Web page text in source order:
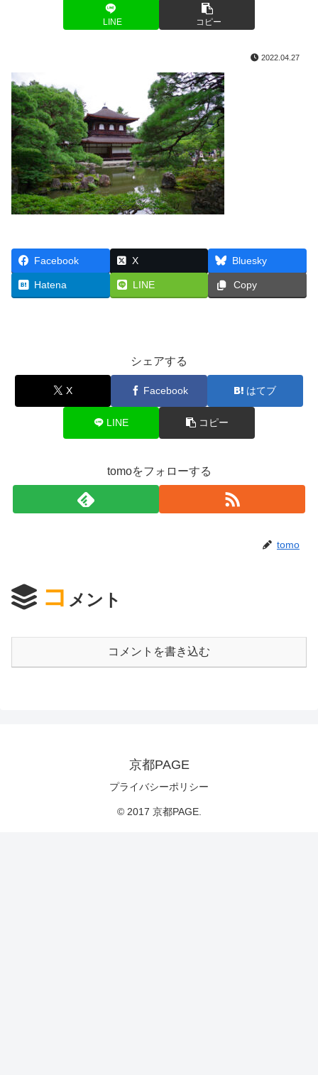
LINE コピー
2022.04.27
Facebook X Bluesky
Hatena LINE Copy
シェアする
X Facebook はてブ
LINE コピー
tomoをフォローする
tomo
コ メント
コメントを書き込む
京都PAGE
プライバシーポリシー
© 2017 京都PAGE.